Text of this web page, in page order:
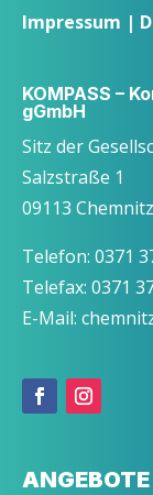
Impressum |
KOMPASS –
gGmbH
Sitz der
Salzstraße 1
09113 Chemnitz
Telefon: 0371
Telefax: 0371
E-Mail:
ANGEBOTE